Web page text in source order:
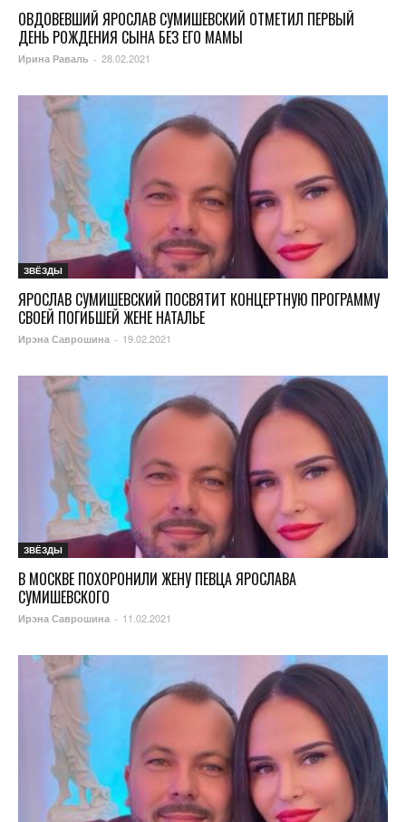
ОВДОВЕВШИЙ ЯРОСЛАВ СУМИШЕВСКИЙ ОТМЕТИЛ ПЕРВЫЙ
ДЕНЬ РОЖДЕНИЯ СЫНА БЕЗ ЕГО МАМЫ
Ирина Раваль - 28.02.2021
ЗВЁЗДЫ
ЯРОСЛАВ СУМИШЕВСКИЙ ПОСВЯТИТ КОНЦЕРТНУЮ ПРОГРАММУ
СВОЕЙ ПОГИБШЕЙ ЖЕНЕ НАТАЛЬЕ
Ирэна Саврошина - 19.02.2021
ЗВЁЗДЫ
В МОСКВЕ ПОХОРОНИЛИ ЖЕНУ ПЕВЦА ЯРОСЛАВА
СУМИШЕВСКОГО
Ирэна Саврошина - 11.02.2021